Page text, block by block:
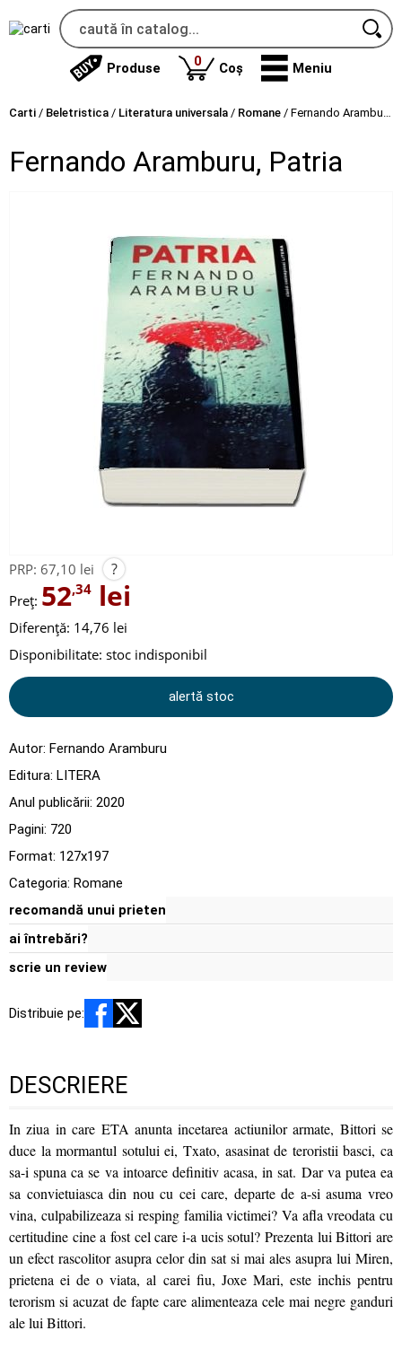
Produse 0produse
Coș Meniu
Carti / Beletristica / Literatura universala / Romane / Fernando Aramburu, Patria
Fernando Aramburu, Patria
PRP: 67,10 lei ?
Preț: 52,34 lei
Diferență: 14,76 lei
Disponibilitate: stoc indisponibil
alertă stoc
Autor: Fernando Aramburu
Editura: LITERA
Anul publicării: 2020
Pagini: 720
Format: 127x197
Categoria: Romane
recomandă unui prieten
ai întrebări?
scrie un review
Distribuie pe:
DESCRIERE
In ziua in care ETA anunta incetarea actiunilor armate, Bittori se
duce la mormantul sotului ei, Txato, asasinat de teroristii basci, ca
sa-i spuna ca se va intoarce definitiv acasa, in sat. Dar va putea ea
sa convietuiasca din nou cu cei care, departe de a-si asuma vreo
vina, culpabilizeaza si resping familia victimei? Va afla vreodata cu
certitudine cine a fost cel care i-a ucis sotul? Prezenta lui Bittori are
un efect rascolitor asupra celor din sat si mai ales asupra lui Miren,
prietena ei de o viata, al carei fiu, Joxe Mari, este inchis pentru
terorism si acuzat de fapte care alimenteaza cele mai negre ganduri
ale lui Bittori.